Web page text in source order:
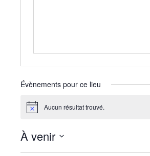
Évènements pour ce lieu
Notice Aucun résultat trouvé.
À venir
Sélectionnez